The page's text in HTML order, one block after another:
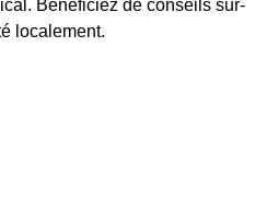
Bénéficiez de conseils sur-
localement.